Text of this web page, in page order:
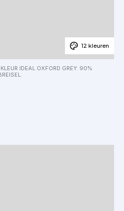
12 kleuren
IDEAL OXFORD GREY: 90%